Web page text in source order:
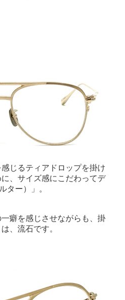
じるティアドロップを掛け
、サイズ感にこだわってデ
ター）」。
癖を感じさせながらも、掛
、流石です。